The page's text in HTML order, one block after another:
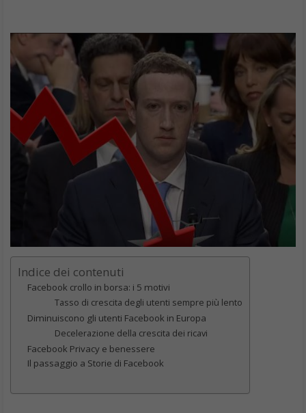
Indice dei contenuti
Facebook crollo in borsa: i 5 motivi
Tasso di crescita degli utenti sempre più lento
Diminuiscono gli utenti Facebook in Europa
Decelerazione della crescita dei ricavi
Facebook Privacy e benessere
Il passaggio a Storie di Facebook